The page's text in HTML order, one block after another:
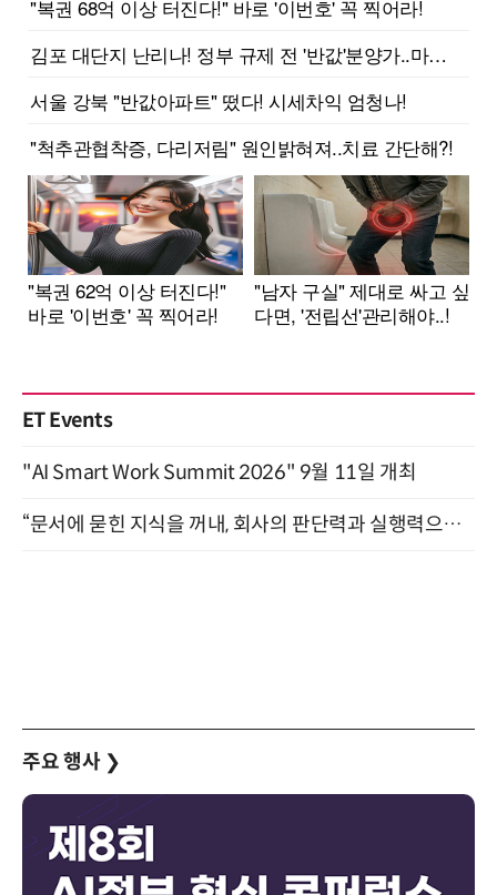
ET Events
"AI Smart Work Summit 2026" 9월 11일 개최
“문서에 묻힌 지식을 꺼내, 회사의 판단력과 실행력으로 바꾸다” (8/20)
주요 행사 ❯